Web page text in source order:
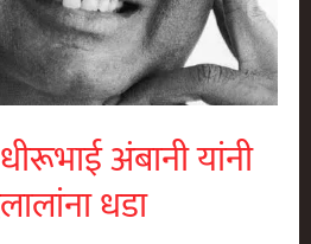
अंबानी यांनी
धडा